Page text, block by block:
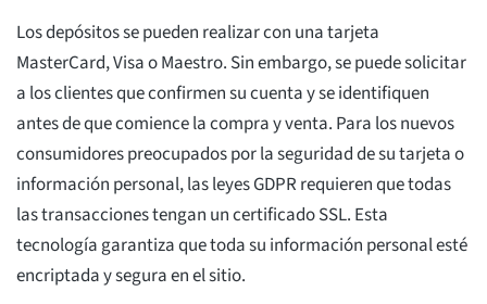
Los depósitos se pueden realizar con una tarjeta
MasterCard, Visa o Maestro. Sin embargo, se puede solicitar
a los clientes que confirmen su cuenta y se identifiquen
antes de que comience la compra y venta. Para los nuevos
consumidores preocupados por la seguridad de su tarjeta o
información personal, las leyes GDPR requieren que todas
las transacciones tengan un certificado SSL. Esta
tecnología garantiza que toda su información personal esté
encriptada y segura en el sitio.